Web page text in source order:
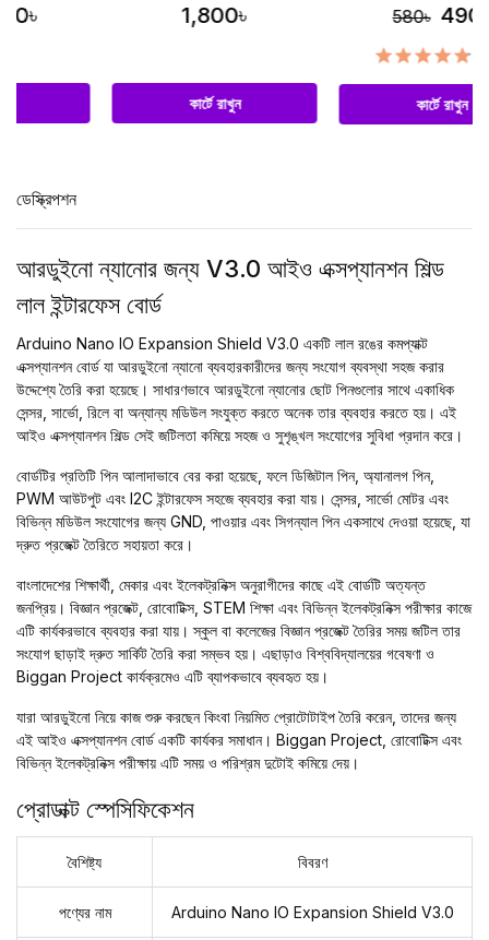
490৳
(32)
ডেস্ক্রিপশন
আরডুইনো ন্যানোর জন্য V3.0 আইও এক্সপ্যানশন শিল্ড
লাল ইন্টারফেস বোর্ড
Arduino Nano IO Expansion Shield V3.0 একটি লাল রঙের কমপ্যাক্ট
এক্সপ্যানশন বোর্ড যা আরডুইনো ন্যানো ব্যবহারকারীদের জন্য সংযোগ ব্যবস্থা সহজ করার
উদ্দেশ্যে তৈরি করা হয়েছে। সাধারণভাবে আরডুইনো ন্যানোর ছোট পিনগুলোর সাথে একাধিক
সেন্সর, সার্ভো, রিলে বা অন্যান্য মডিউল সংযুক্ত করতে অনেক তার ব্যবহার করতে হয়। এই
আইও এক্সপ্যানশন শিল্ড সেই জটিলতা কমিয়ে সহজ ও সুশৃঙ্খল সংযোগের সুবিধা প্রদান করে।
বোর্ডটির প্রতিটি পিন আলাদাভাবে বের করা হয়েছে, ফলে ডিজিটাল পিন, অ্যানালগ পিন,
PWM আউটপুট এবং I2C ইন্টারফেস সহজে ব্যবহার করা যায়। সেন্সর, সার্ভো মোটর এবং
বিভিন্ন মডিউল সংযোগের জন্য GND, পাওয়ার এবং সিগন্যাল পিন একসাথে দেওয়া হয়েছে, যা
দ্রুত প্রজেক্ট তৈরিতে সহায়তা করে।
বাংলাদেশের শিক্ষার্থী, মেকার এবং ইলেকট্রনিক্স অনুরাগীদের কাছে এই বোর্ডটি অত্যন্ত
জনপ্রিয়। বিজ্ঞান প্রজেক্ট, রোবোটিক্স, STEM শিক্ষা এবং বিভিন্ন ইলেকট্রনিক্স পরীক্ষার কাজে
এটি কার্যকরভাবে ব্যবহার করা যায়। স্কুল বা কলেজের বিজ্ঞান প্রজেক্ট তৈরির সময় জটিল তার
সংযোগ ছাড়াই দ্রুত সার্কিট তৈরি করা সম্ভব হয়। এছাড়াও বিশ্ববিদ্যালয়ের গবেষণা ও
Biggan Project কার্যক্রমেও এটি ব্যাপকভাবে ব্যবহৃত হয়।
যারা আরডুইনো নিয়ে কাজ শুরু করছেন কিংবা নিয়মিত প্রোটোটাইপ তৈরি করেন, তাদের জন্য
এই আইও এক্সপ্যানশন বোর্ড একটি কার্যকর সমাধান। Biggan Project, রোবোটিক্স এবং
বিভিন্ন ইলেকট্রনিক্স পরীক্ষায় এটি সময় ও পরিশ্রম দুটোই কমিয়ে দেয়।
প্রোডাক্ট স্পেসিফিকেশন
বৈশিষ্ট্য বিবরণ
পণ্যের নাম Arduino Nano IO Expansion Shield V3.0